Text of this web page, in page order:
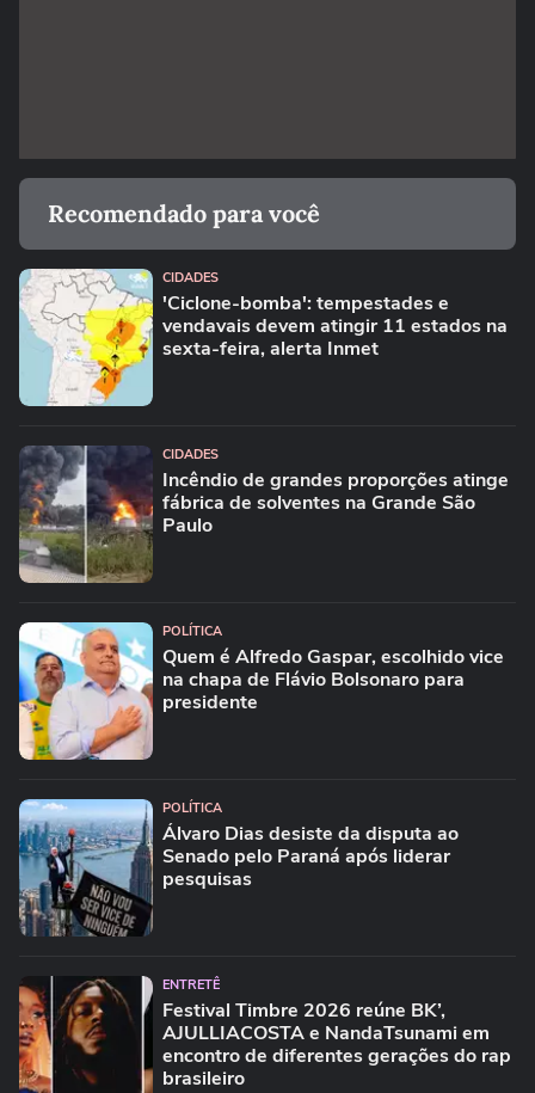
Recomendado para você
CIDADES
'Ciclone-bomba': tempestades e
vendavais devem atingir 11 estados na
sexta-feira, alerta Inmet
CIDADES
Incêndio de grandes proporções atinge
fábrica de solventes na Grande São
Paulo
POLÍTICA
Quem é Alfredo Gaspar, escolhido vice
na chapa de Flávio Bolsonaro para
presidente
POLÍTICA
Álvaro Dias desiste da disputa ao
Senado pelo Paraná após liderar
pesquisas
ENTRETÊ
Festival Timbre 2026 reúne BK’,
AJULLIACOSTA e NandaTsunami em
encontro de diferentes gerações do rap
brasileiro